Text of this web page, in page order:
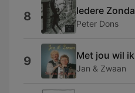
8 Iedere
Peter Dons
9 Met jou wil
Jan & Zwaan